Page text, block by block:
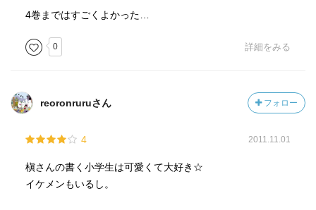
4巻まではすごくよかった…
0 詳細をみる
reoronruruさん フォロー
4 2011.11.01
槇さんの書く小学生は可愛くて大好き☆
イケメンもいるし。